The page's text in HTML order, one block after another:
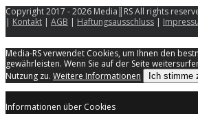
Copyright 2017 - 2026 Media║RS All rights
| Kontakt | AGB | Haftungsausschluss |
Media-RS verwendet Cookies, um Ihnen den
gewährleisten. Wenn Sie auf der Seite
Nutzung zu. Weitere Informationen Ich stimme
Informationen über Cookies